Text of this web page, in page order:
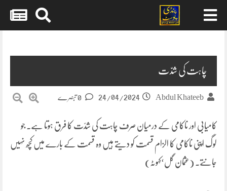
چاہت کی شدّت
Abdul Khateeb
24/04/2024
کامیابی اور ناکامی کے درمیان صرف چاہت کی شدّت کا فرق ہوتا ہے۔ جو
لوگ اپنی ناکامی کا الزام قسمت کو دیتے ہیں وہ قسمت کے بارے میں کچھ نہیں
جانتے۔ (عثمان گل‘کہوٹہ)